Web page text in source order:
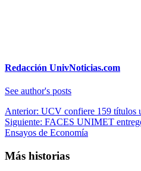
Redacción UnivNoticias.com
See author's posts
Navegación
de
Anterior: UCV confiere 159 títulos
Siguiente: FACES UNIMET
Ensayos de Economía
Más historias